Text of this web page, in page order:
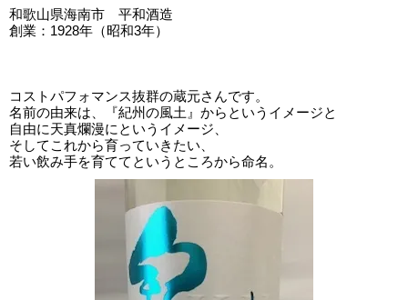
和歌山県海南市 平和酒造
創業：1928年（昭和3年）
コストパフォマンス抜群の蔵元さんです。
名前の由来は、『紀州の風土』からというイメージと
自由に天真爛漫にというイメージ、
そしてこれから育っていきたい、
若い飲み手を育ててというところから命名。